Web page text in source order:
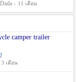
- 11 เดือน
camper trailer
3 เดือน